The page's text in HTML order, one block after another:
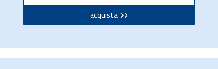
acquista